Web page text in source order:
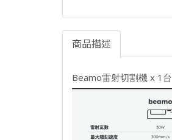
商品描述
Beamo雷射切割機 x 1台